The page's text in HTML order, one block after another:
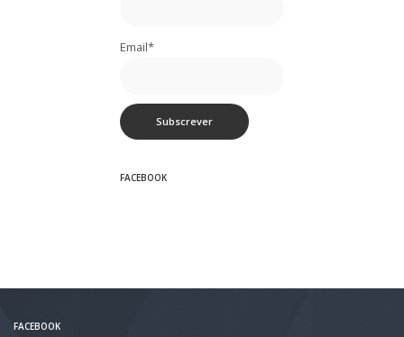
Email*
FACEBOOK
FACEBOOK